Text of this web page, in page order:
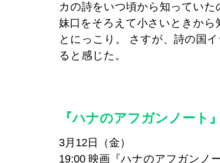
カの詩をいつ頃から知ってい
妹口をそろえて小さいときか
とにっこり。 さすが、詩の国
ると感じた。
『ハナのアフガンノート
3月12日（金）
19:00 映画『ハナのアフガンノ